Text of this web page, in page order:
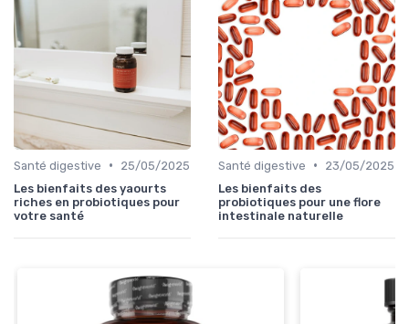
Santé digestive •
25/05/2025
Les bienfaits des yaourts
riches en probiotiques pour
votre santé
Santé digestive •
23/05/2025
Les bienfaits des
probiotiques pour une flore
intestinale naturelle